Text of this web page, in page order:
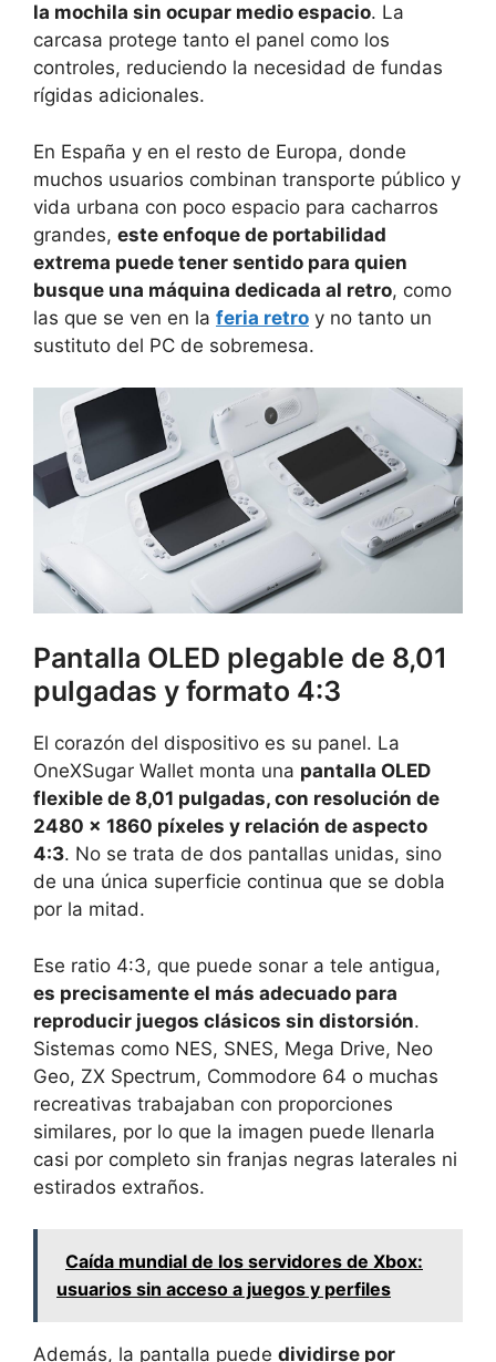
la mochila sin ocupar medio espacio. La
carcasa protege tanto el panel como los
controles, reduciendo la necesidad de fundas
rígidas adicionales.
En España y en el resto de Europa, donde
muchos usuarios combinan transporte público y
vida urbana con poco espacio para cacharros
grandes, este enfoque de portabilidad
extrema puede tener sentido para quien
busque una máquina dedicada al retro, como
las que se ven en la feria retro y no tanto un
sustituto del PC de sobremesa.
Pantalla OLED plegable de 8,01
pulgadas y formato 4:3
El corazón del dispositivo es su panel. La
OneXSugar Wallet monta una pantalla OLED
flexible de 8,01 pulgadas, con resolución de
2480 x 1860 píxeles y relación de aspecto
4:3. No se trata de dos pantallas unidas, sino
de una única superficie continua que se dobla
por la mitad.
Ese ratio 4:3, que puede sonar a tele antigua,
es precisamente el más adecuado para
reproducir juegos clásicos sin distorsión.
Sistemas como NES, SNES, Mega Drive, Neo
Geo, ZX Spectrum, Commodore 64 o muchas
recreativas trabajaban con proporciones
similares, por lo que la imagen puede llenarla
casi por completo sin franjas negras laterales ni
estirados extraños.
Caída mundial de los servidores de Xbox:
usuarios sin acceso a juegos y perfiles
Además, la pantalla puede dividirse por